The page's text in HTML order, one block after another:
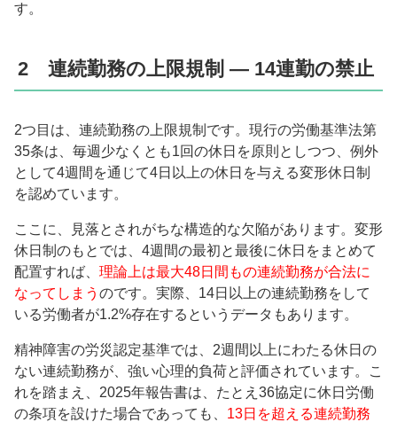
す。
2 連続勤務の上限規制 ― 14連勤の禁止
2つ目は、連続勤務の上限規制です。現行の労働基準法第
35条は、毎週少なくとも1回の休日を原則としつつ、例外
として4週間を通じて4日以上の休日を与える変形休日制
を認めています。
ここに、見落とされがちな構造的な欠陥があります。変形
休日制のもとでは、4週間の最初と最後に休日をまとめて
配置すれば、 理論上は最大48日間もの連続勤務が合法に
なってしまう のです。実際、14日以上の連続勤務をして
いる労働者が1.2%存在するというデータもあります。
精神障害の労災認定基準では、2週間以上にわたる休日の
ない連続勤務が、強い心理的負荷と評価されています。こ
れを踏まえ、2025年報告書は、たとえ36協定に休日労働
の条項を設けた場合であっても、 13日を超える連続勤務